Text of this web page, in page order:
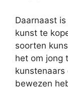
Daarnaast
kunst te
soorten
het om jong
bewezen